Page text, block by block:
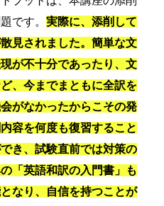
です。 実際に、添削して
見されました。簡単な文
が不十分であったり、文
、今までまともに全訳を
がなかったからこその発
容を何度も復習すること
き、試験直前では対策の
「英語和訳の入門書」も
なり、自信を持つことが